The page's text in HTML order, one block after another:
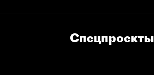
Спец­проекты